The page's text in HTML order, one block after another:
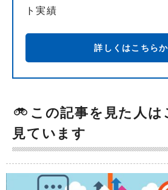
ト実績
詳しくはこちら
この記事を見た人は
見ています